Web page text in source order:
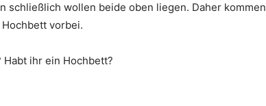
schließlich wollen beide oben liegen. Daher kommen
vorbei.
ihr ein Hochbett?